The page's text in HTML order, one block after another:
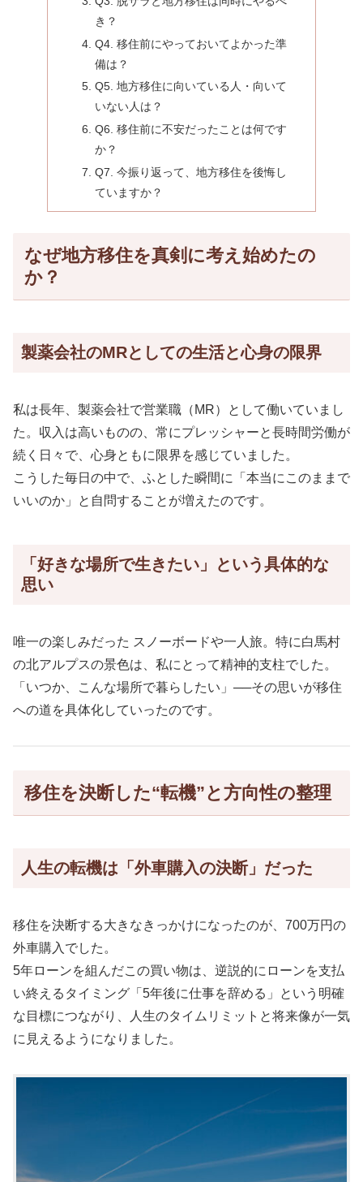
き？
Q4. 移住前にやっておいてよかった準
備は？
Q5. 地方移住に向いている人・向いて
いない人は？
Q6. 移住前に不安だったことは何です
か？
Q7. 今振り返って、地方移住を後悔し
ていますか？
なぜ地方移住を真剣に考え始めたの
か？
製薬会社のMRとしての生活と心身の限界
私は長年、製薬会社で営業職（MR）として働いていまし
た。収入は高いものの、常にプレッシャーと長時間労働が
続く日々で、心身ともに限界を感じていました。
こうした毎日の中で、ふとした瞬間に「本当にこのままで
いいのか」と自問することが増えたのです。
「好きな場所で生きたい」という具体的な
思い
唯一の楽しみだった スノーボードや一人旅。特に白馬村
の北アルプスの景色は、私にとって精神的支柱でした。
「いつか、こんな場所で暮らしたい」──その思いが移住
への道を具体化していったのです。
移住を決断した“転機”と方向性の整理
人生の転機は「外車購入の決断」だった
移住を決断する大きなきっかけになったのが、700万円の
外車購入でした。
5年ローンを組んだこの買い物は、逆説的にローンを支払
い終えるタイミング「5年後に仕事を辞める」という明確
な目標につながり、人生のタイムリミットと将来像が一気
に見えるようになりました。